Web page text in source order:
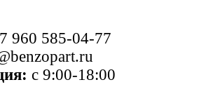
960 585-04-77
с 9:00-18:00